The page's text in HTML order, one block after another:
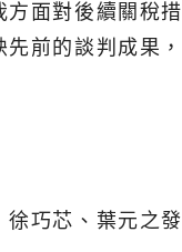
面對後續關稅
前的談判成果
巧芯、葉元之